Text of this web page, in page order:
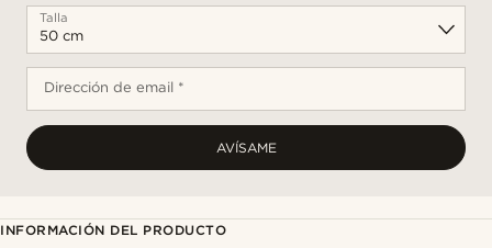
Talla
Dirección de email *
AVÍSAME
INFORMACIÓN DEL PRODUCTO